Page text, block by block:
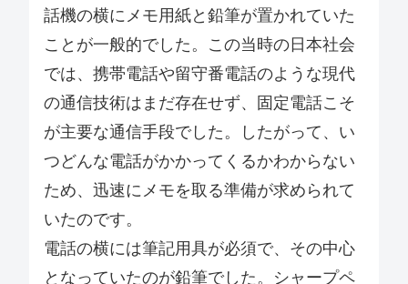
話機の横にメモ用紙と鉛筆が置かれていた
ことが一般的でした。この当時の日本社会
では、携帯電話や留守番電話のような現代
の通信技術はまだ存在せず、固定電話こそ
が主要な通信手段でした。したがって、い
つどんな電話がかかってくるかわからない
ため、迅速にメモを取る準備が求められて
いたのです。
電話の横には筆記用具が必須で、その中心
となっていたのが鉛筆でした。シャープペ